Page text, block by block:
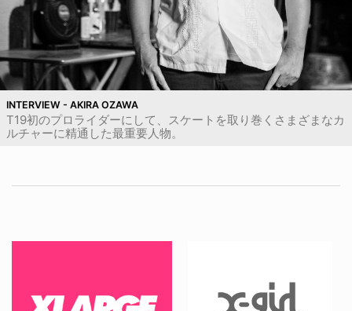
INTERVIEW - AKIRA OZAWA
T19初のプロライダーにして、スケートを取り巻くさまざまなカ
ルチャーに精通した最重要人物。